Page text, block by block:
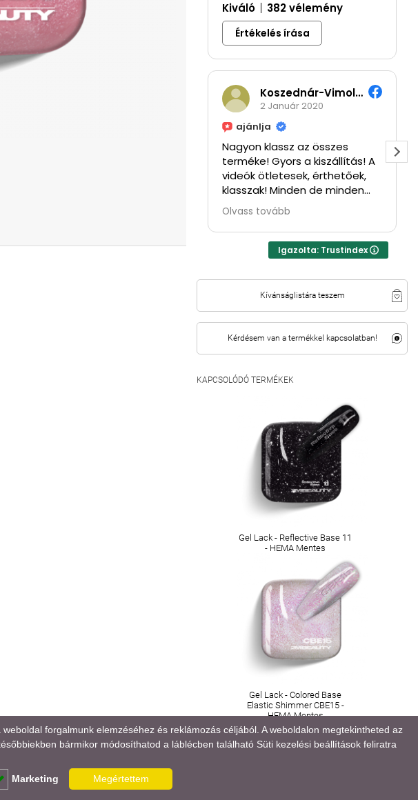
Kiváló
382 vélemény
Értékelés írása
Koszednár-Vimola Hajnalka
2 Január 2020
ajánlja
Nagyon klassz az összes
terméke! Gyors a kiszállítás! A
videók ötletesek, érthetőek,
klasszak! Minden de minden
tuti!! ⭐⭐⭐⭐
Olvass tovább
Igazolta: Trustindex
Kívánságlistára teszem
Kérdésem van a termékkel kapcsolatban!
KAPCSOLÓDÓ TERMÉKEK
Gel Lack - Reflective Base 11
- HEMA Mentes
Gel Lack - Colored Base
Elastic Shimmer CBE15 -
HEMA Mentes
IMPRESSZUM BANKKÁRTYÁS FIZETÉSI TÁJÉKOZTATÓ
forgalmunk elemzéséhez és reklámozás céljából. A weboldalon megtekintheted az
bármikor módosíthatod a láblécben található Süti kezelési beállítások feliratra
Marketing Megértettem